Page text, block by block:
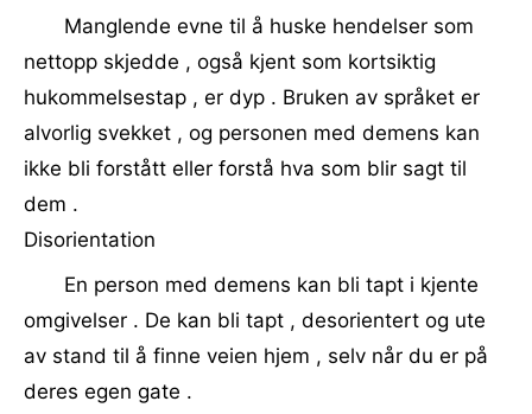
Manglende evne til å huske hendelser som
nettopp skjedde , også kjent som kortsiktig
hukommelsestap , er dyp . Bruken av språket er
alvorlig svekket , og personen med demens kan
ikke bli forstått eller forstå hva som blir sagt til
dem .
Disorientation
En person med demens kan bli tapt i kjente
omgivelser . De kan bli tapt , desorientert og ute
av stand til å finne veien hjem , selv når du er på
deres egen gate .